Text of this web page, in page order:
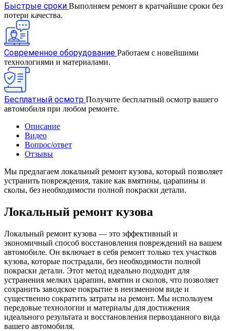
Быстрые сроки Выполняем ремонт в кратчайшие сроки без
потери качества.
Современное оборудование Работаем с новейшими
технологиями и материалами.
Бесплатный осмотр Получите бесплатный осмотр вашего
автомобиля при любом ремонте.
Описание
Видео
Вопрос/ответ
Отзывы
Мы предлагаем локальный ремонт кузова, который позволяет
устранить повреждения, такие как вмятины, царапины и
сколы, без необходимости полной покраски детали.
Локальный ремонт кузова
Локальный ремонт кузова — это эффективный и
экономичный способ восстановления повреждений на вашем
автомобиле. Он включает в себя ремонт только тех участков
кузова, которые пострадали, без необходимости полной
покраски детали. Этот метод идеально подходит для
устранения мелких царапин, вмятин и сколов, что позволяет
сохранить заводское покрытие в неизменном виде и
существенно сократить затраты на ремонт. Мы используем
передовые технологии и материалы для достижения
идеального результата и восстановления первозданного вида
вашего автомобиля.